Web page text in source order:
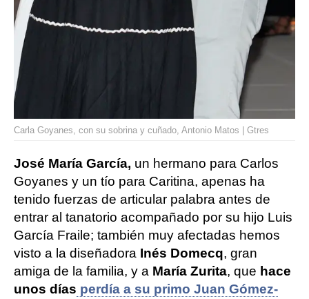
Carla Goyanes, con su sobrina y cuñado, Antonio Matos | Gtres
José María García, un hermano para Carlos
Goyanes y un tío para Caritina, apenas ha
tenido fuerzas de articular palabra antes de
entrar al tanatorio acompañado por su hijo Luis
García Fraile; también muy afectadas hemos
visto a la diseñadora Inés Domecq, gran
amiga de la familia, y a María Zurita, que hace
unos días perdía a su primo Juan Gómez-